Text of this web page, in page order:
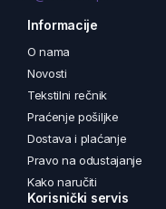
Informacije
O nama
Novosti
Tekstilni rečnik
Praćenje pošiljke
Dostava i plaćanje
Pravo na odustajanje
Kako naručiti
Korisnički servis